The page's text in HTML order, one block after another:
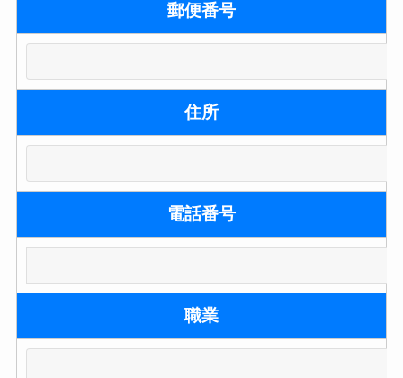
郵便番号
住所
電話番号
職業